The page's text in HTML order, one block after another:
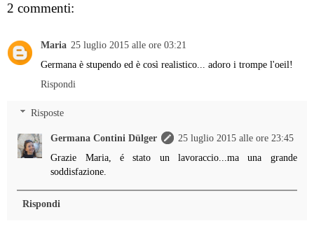
2 commenti:
Maria 25 luglio 2015 alle ore 03:21
Germana è stupendo ed è così realistico... adoro i trompe l'oeil!
Rispondi
Risposte
Germana Contini Dülger
25 luglio 2015 alle ore 23:45
Grazie Maria, é stato un lavoraccio...ma una grande
soddisfazione.
Rispondi